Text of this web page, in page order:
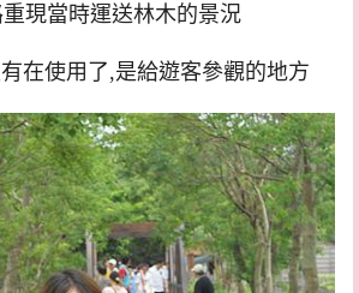
現當時運送林木的景況
在使用了,是給遊客參觀的地方